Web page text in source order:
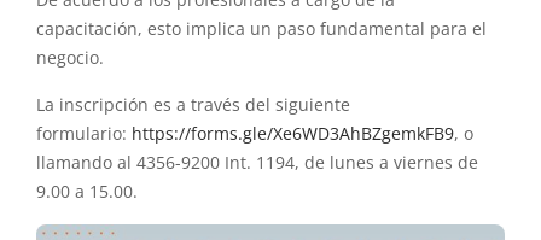
capacitación, esto implica un paso fundamental para el
negocio.
La inscripción es a través del siguiente
formulario: https://forms.gle/Xe6WD3AhBZgemkFB9, o
llamando al 4356-9200 Int. 1194, de lunes a viernes de
9.00 a 15.00.